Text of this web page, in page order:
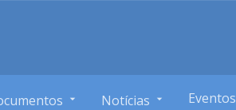
Notícias Eventos